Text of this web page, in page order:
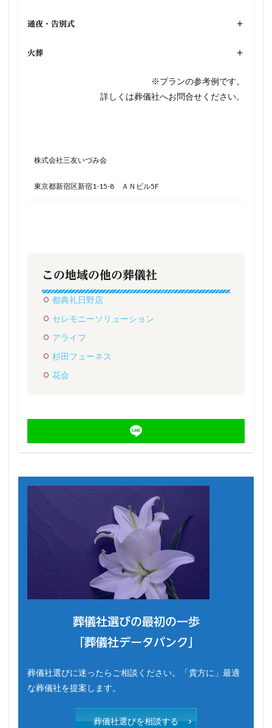
通夜・告別式 +
火葬 +
※プランの参考例です。
詳しくは葬儀社へお問合せください。
株式会社三友いづみ会
東京都新宿区新宿1-15-8 ＡＮビル5F
この地域の他の葬儀社
都典礼日野店
セレモニーソリューション
アライフ
杉田フューネス
花会
葬儀社選びの最初の一歩
「葬儀社データバンク」
葬儀社選びに迷ったらご相談ください。「貴方に」最適
な葬儀社を提案します。
葬儀社選びを相談する